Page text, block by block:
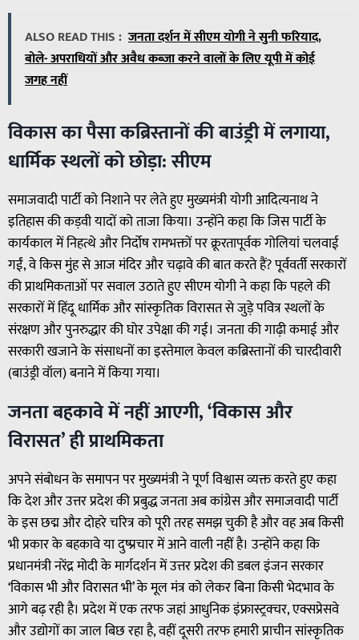
ALSO READ THIS : जनता दर्शन में सीएम योगी ने सुनी फरियाद,
बोले- अपराधियों और अवैध कब्जा करने वालों के लिए यूपी में कोई
जगह नहीं
विकास का पैसा कब्रिस्तानों की बाउंड्री में लगाया,
धार्मिक स्थलों को छोड़ा: सीएम
समाजवादी पार्टी को निशाने पर लेते हुए मुख्यमंत्री योगी आदित्यनाथ ने
इतिहास की कड़वी यादों को ताजा किया। उन्होंने कहा कि जिस पार्टी के
कार्यकाल में निहत्थे और निर्दोष रामभक्तों पर क्रूरतापूर्वक गोलियां चलवाई
गईं, वे किस मुंह से आज मंदिर और चढ़ावे की बात करते हैं? पूर्ववर्ती सरकारों
की प्राथमिकताओं पर सवाल उठाते हुए सीएम योगी ने कहा कि पहले की
सरकारों में हिंदू धार्मिक और सांस्कृतिक विरासत से जुड़े पवित्र स्थलों के
संरक्षण और पुनरुद्धार की घोर उपेक्षा की गई। जनता की गाढ़ी कमाई और
सरकारी खजाने के संसाधनों का इस्तेमाल केवल कब्रिस्तानों की चारदीवारी
(बाउंड्री वॉल) बनाने में किया गया।
जनता बहकावे में नहीं आएगी, ‘विकास और
विरासत’ ही प्राथमिकता
अपने संबोधन के समापन पर मुख्यमंत्री ने पूर्ण विश्वास व्यक्त करते हुए कहा
कि देश और उत्तर प्रदेश की प्रबुद्ध जनता अब कांग्रेस और समाजवादी पार्टी
के इस छद्म और दोहरे चरित्र को पूरी तरह समझ चुकी है और वह अब किसी
भी प्रकार के बहकावे या दुष्प्रचार में आने वाली नहीं है। उन्होंने कहा कि
प्रधानमंत्री नरेंद्र मोदी के मार्गदर्शन में उत्तर प्रदेश की डबल इंजन सरकार
‘विकास भी और विरासत भी’ के मूल मंत्र को लेकर बिना किसी भेदभाव के
आगे बढ़ रही है। प्रदेश में एक तरफ जहां आधुनिक इंफ्रास्ट्रक्चर, एक्सप्रेसवे
और उद्योगों का जाल बिछ रहा है, वहीं दूसरी तरफ हमारी प्राचीन सांस्कृतिक